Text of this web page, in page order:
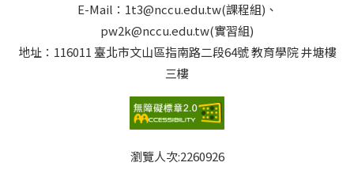
E-Mail：1t3@nccu.edu.tw(課程組)、
pw2k@nccu.edu.tw(實習組)
地址：116011 臺北市文山區指南路二段64號 教育學院 井塘樓
三樓
瀏覽人次:2260926